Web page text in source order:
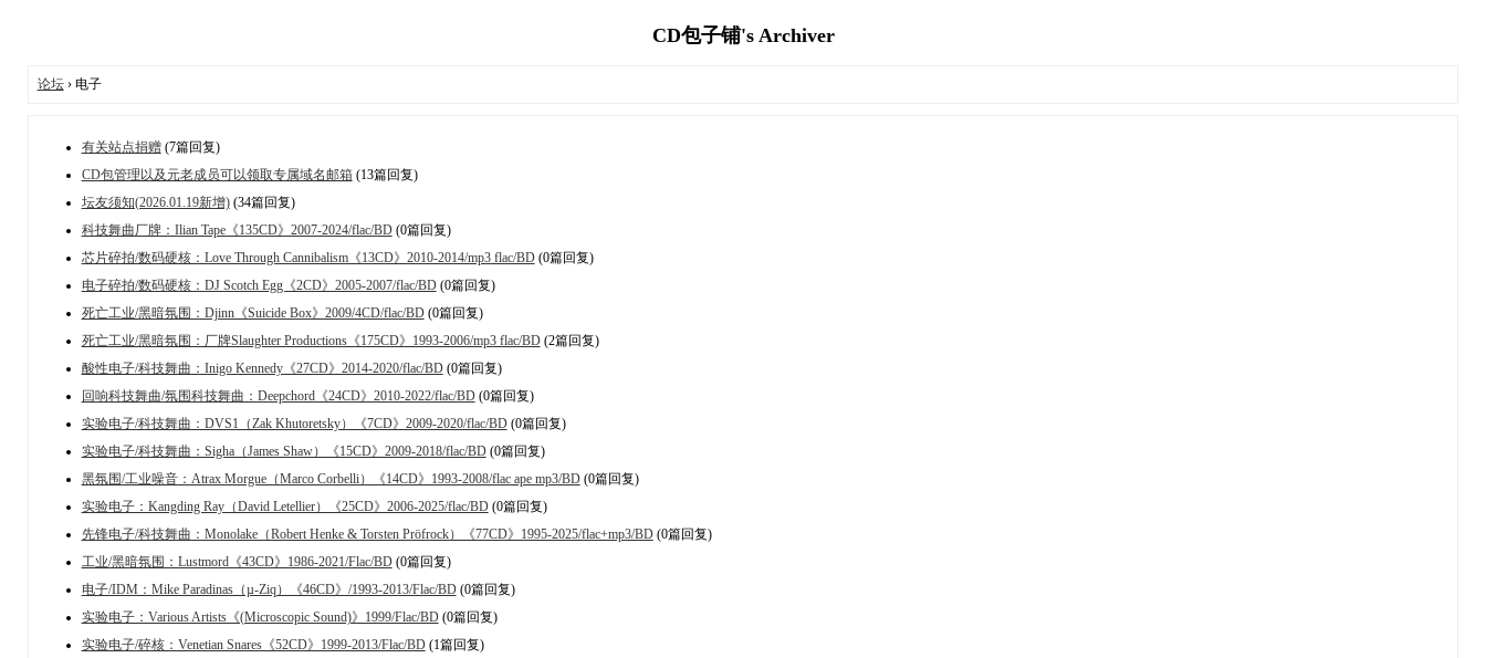
CD包子铺's Archiver
论坛› 电子
有关站点捐赠(7篇回复)
CD包管理以及元老成员可以领取专属域名邮箱 (13篇回复)
坛友须知(2026.01.19新增)(34篇回复)
科技舞曲厂牌：Ilian Tape《135CD》2007-2024/flac/BD(0篇回复)
芯片碎拍/数码硬核：Love Through Cannibalism《13CD》2010-2014/mp3 flac/BD(0篇回复)
电子碎拍/数码硬核：DJ Scotch Egg《2CD》2005-2007/flac/BD(0篇回复)
死亡工业/黑暗氛围：Djinn《Suicide Box》2009/4CD/flac/BD(0篇回复)
死亡工业/黑暗氛围：厂牌Slaughter Productions《175CD》1993-2006/mp3 flac/BD(2篇回复)
酸性电子/科技舞曲：Inigo Kennedy《27CD》2014-2020/flac/BD(0篇回复)
回响科技舞曲/氛围科技舞曲：Deepchord《24CD》2010-2022/flac/BD(0篇回复)
实验电子/科技舞曲：DVS1（Zak Khutoretsky）《7CD》2009-2020/flac/BD(0篇回复)
实验电子/科技舞曲：Sigha（James Shaw）《15CD》2009-2018/flac/BD(0篇回复)
黑氛围/工业噪音：Atrax Morgue（Marco Corbelli）《14CD》1993-2008/flac ape mp3/BD(0篇回复)
实验电子：Kangding Ray（David Letellier）《25CD》2006-2025/flac/BD(0篇回复)
先锋电子/科技舞曲：Monolake（Robert Henke & Torsten Pröfrock）《77CD》1995-2025/flac+mp3/BD(0篇回复)
工业/黑暗氛围：Lustmord《43CD》1986-2021/Flac/BD(0篇回复)
电子/IDM：Mike Paradinas（µ-Ziq）《46CD》/1993-2013/Flac/BD(0篇回复)
实验电子：Various Artists《(Microscopic Sound)》1999/Flac/BD(0篇回复)
实验电子/碎核：Venetian Snares《52CD》1999-2013/Flac/BD(1篇回复)